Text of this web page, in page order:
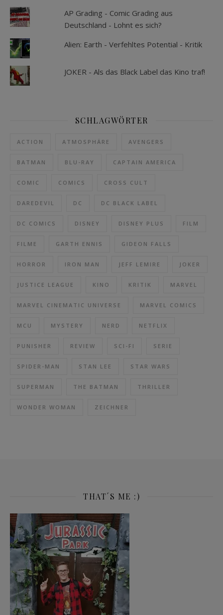
AP Grading - Comic Grading aus
Deutschland - Lohnt es sich?
Alien: Earth - Verfehltes Potential - Kritik
JOKER - Als das Black Label das Kino traf!
SCHLAGWÖRTER
ACTION ATMOSPHÄRE AVENGERS
BATMAN BLU-RAY CAPTAIN AMERICA
COMIC COMICS CROSS CULT
DAREDEVIL DC DC BLACK LABEL
DC COMICS DISNEY DISNEY PLUS FILM
FILME GARTH ENNIS GIDEON FALLS
HORROR IRON MAN JEFF LEMIRE JOKER
JUSTICE LEAGUE KINO KRITIK MARVEL
MARVEL CINEMATIC UNIVERSE MARVEL COMICS
MCU MYSTERY NERD NETFLIX
PUNISHER REVIEW SCI-FI SERIE
SPIDER-MAN STAN LEE STAR WARS
SUPERMAN THE BATMAN THRILLER
WONDER WOMAN ZEICHNER
THAT´S ME :)